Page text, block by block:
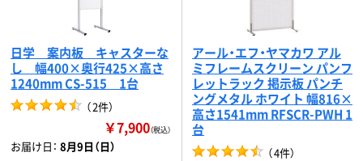
日学 案内板 キャスターな
し 幅400×奥行425×高さ
1240mm CS-515 1台
（2件）
￥7,900（税込）
お届け日： 8月9日（日）
アール・エフ・ヤマカワ アル
ミフレームスクリーン パンフ
レットラック 掲示板 パンチ
ングメタル ホワイト 幅816×
高さ1541mm RFSCR-PWH 1
台
（4件）